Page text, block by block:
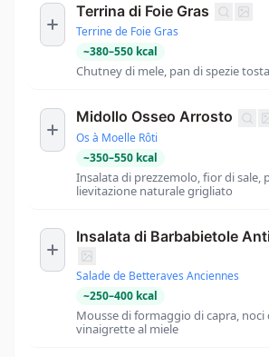
Terrina di Foie Gras
Terrine de Foie Gras
~380–550 kcal
Chutney di mele, pan di spezie
Midollo Osseo Arrosto
Os à Moelle Rôti
~350–550 kcal
Insalata di prezzemolo, fior di sale,
lievitazione naturale grigliato
Insalata di Barbabietole
Salade de Betteraves Anciennes
~250–400 kcal
Mousse di formaggio di capra, noci
vinaigrette al miele